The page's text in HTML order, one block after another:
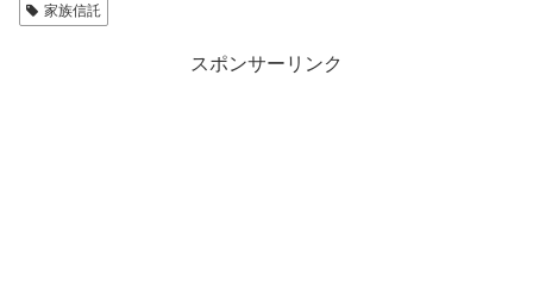
家族信託
スポンサーリンク